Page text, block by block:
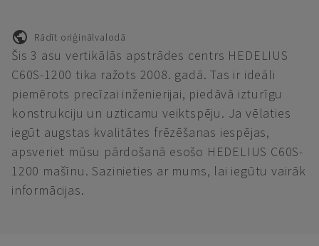
Rādīt oriģinālvalodā
Šis 3 asu vertikālās apstrādes centrs HEDELIUS
C60S-1200 tika ražots 2008. gadā. Tas ir ideāli
piemērots precīzai inženierijai, piedāvā izturīgu
konstrukciju un uzticamu veiktspēju. Ja vēlaties
iegūt augstas kvalitātes frēzēšanas iespējas,
apsveriet mūsu pārdošanā esošo HEDELIUS C60S-
1200 mašīnu. Sazinieties ar mums, lai iegūtu vairāk
informācijas.